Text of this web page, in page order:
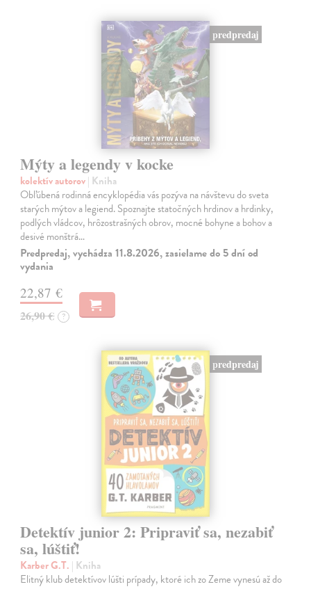
predpredaj
Mýty a legendy v kocke
kolektív autorov| Kniha
Obľúbená rodinná encyklopédia vás pozýva na návštevu do sveta
starých mýtov a legiend. Spoznajte statočných hrdinov a hrdinky,
podlých vládcov, hrôzostrašných obrov, mocné bohyne a bohov a
desivé monštrá…
Predpredaj, vychádza 11.8.2026, zasielame do 5 dní od
vydania
22,87 €
26,90 € ?
predpredaj
Detektív junior 2: Pripraviť sa, nezabiť
sa, lúštiť!
Karber G.T. | Kniha
Elitný klub detektívov lúšti prípady, ktoré ich zo Zeme vynesú až do